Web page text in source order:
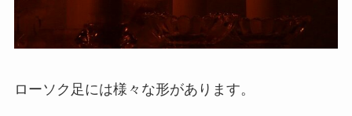
ローソク足には様々な形があります。